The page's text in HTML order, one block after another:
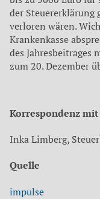
der Steuererklärung
verloren wären.
Krankenkasse
des Jahresbeitrages
zum 20. Dezember
Korrespondenz mit
Inka Limberg,
Quelle
impulse